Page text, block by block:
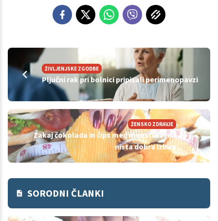
ŽIVLJENJSKE ZGODBE
Pljučni rak pri bolnici pripisali perimenopavzi
ŽENSKO ZDRAVJE
Zakaj čokolada in čips med menstruacijo
nista dobra izbira
SORODNI ČLANKI